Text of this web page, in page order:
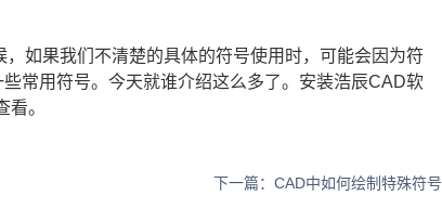
如果我们不清楚的具体的符号使用时，可能会因为符
常用符号。今天就谁介绍这么多了。安装浩辰CAD软
看。
下一篇：CAD中如何绘制特殊符号